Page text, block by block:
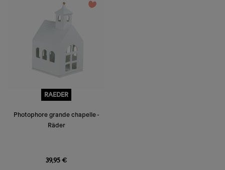
favorite_border
RAEDER
Photophore grande chapelle -
Räder
39,95 €